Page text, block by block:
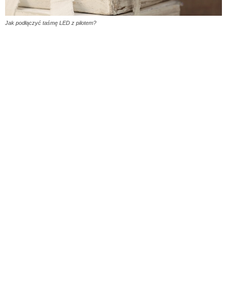
Jak podłączyć taśmę LED z pilotem?